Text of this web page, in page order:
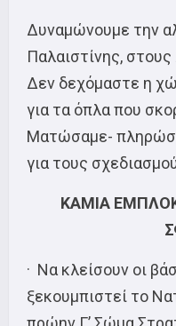
Δυναμώνουμε την
Παλαιστίνης,
Δεν δεχόμαστε η
για τα όπλα που
Ματώσαμε-
για τους
ΚΑΜΙΑ
· Να κλείσουν οι
ξεκουμπιστεί το